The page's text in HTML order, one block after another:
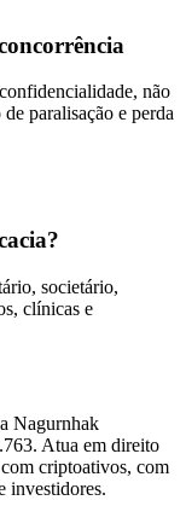
não
paralisação e perda
societário,
clínicas e
Nagurnhak
Atua em direito
criptoativos, com
investidores.